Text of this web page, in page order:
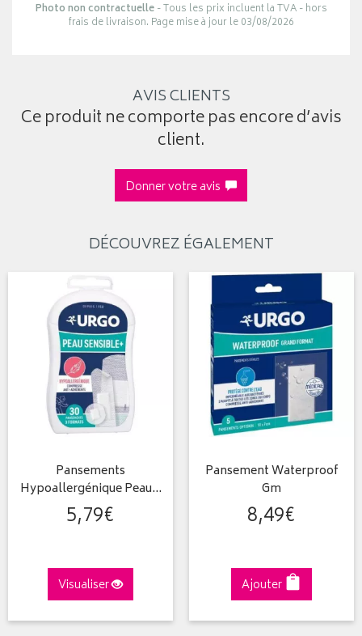
Photo non contractuelle- Tous les prix incluent la TVA - hors
frais de livraison. Page mise à jour le 03/08/2026
AVIS CLIENTS
Ce produit ne comporte pas encore d’avis
client.
Donner votre avis
DÉCOUVREZ ÉGALEMENT
Pansements
Hypoallergénique Peau…
5,79€
Visualiser
Pansement Waterproof
Gm
8,49€
Ajouter